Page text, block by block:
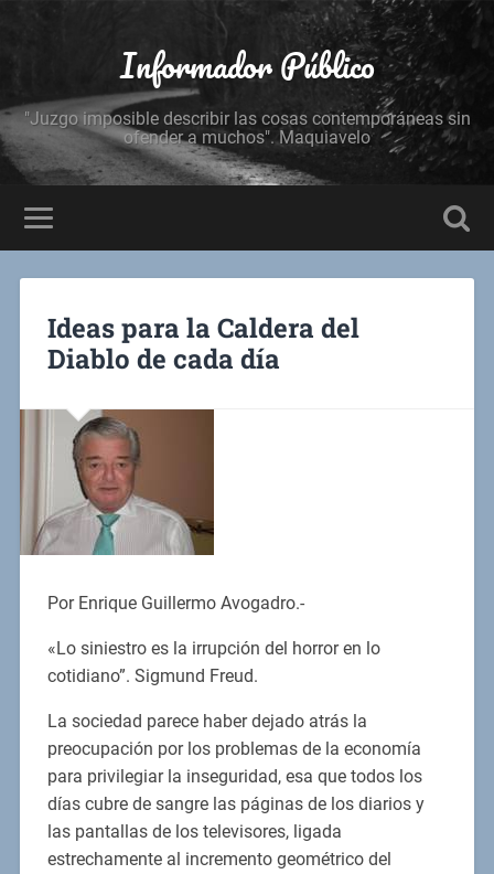
Informador Público
"Juzgo imposible describir las cosas contemporáneas sin
ofender a muchos". Maquiavelo
Ideas para la Caldera del
Diablo de cada día
Por Enrique Guillermo Avogadro.-
«Lo siniestro es la irrupción del horror en lo
cotidiano”. Sigmund Freud.
La sociedad parece haber dejado atrás la
preocupación por los problemas de la economía
para privilegiar la inseguridad, esa que todos los
días cubre de sangre las páginas de los diarios y
las pantallas de los televisores, ligada
estrechamente al incremento geométrico del